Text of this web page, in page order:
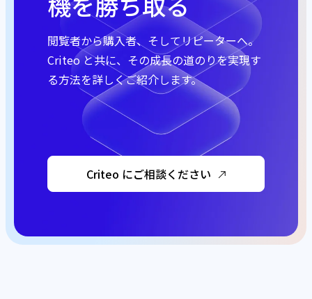
閲覧者から購入者、そしてリピーターへ。
Criteo と共に、その成長の道のりを実現す
る方法を詳しくご紹介します。
Criteo にご相談ください